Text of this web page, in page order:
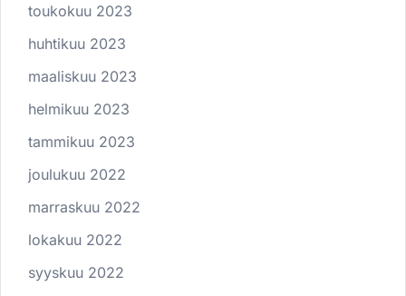
toukokuu 2023
huhtikuu 2023
maaliskuu 2023
helmikuu 2023
tammikuu 2023
joulukuu 2022
marraskuu 2022
lokakuu 2022
syyskuu 2022